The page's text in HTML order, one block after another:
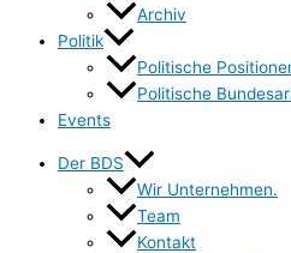
Archiv
Politik
Politische
Politische
Events
Der BDS
Wir Unternehmen.
Team
Kontakt